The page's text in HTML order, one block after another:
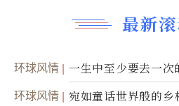
最新
环球风情 一生中至少要去一次
环球风情 宛如童话世界般的乡